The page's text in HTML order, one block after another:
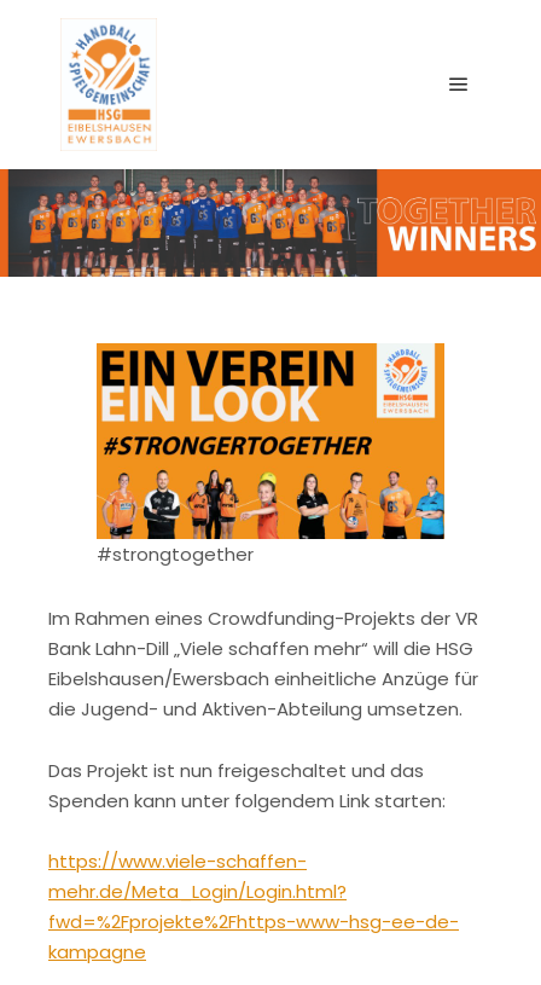
#strongtogether
Im Rahmen eines Crowdfunding-Projekts der VR
Bank Lahn-Dill „Viele schaffen mehr“ will die HSG
Eibelshausen/Ewersbach einheitliche Anzüge für
die Jugend- und Aktiven-Abteilung umsetzen.
Das Projekt ist nun freigeschaltet und das
Spenden kann unter folgendem Link starten:
https://www.viele-schaffen-
mehr.de/Meta_Login/Login.html?
fwd=%2Fprojekte%2Fhttps-www-hsg-ee-de-
kampagne